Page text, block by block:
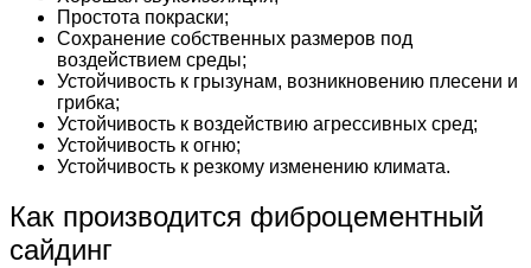
Простота покраски;
Сохранение собственных размеров под
воздействием среды;
Устойчивость к грызунам, возникновению плесени и
грибка;
Устойчивость к воздействию агрессивных сред;
Устойчивость к огню;
Устойчивость к резкому изменению климата.
Как производится фиброцементный
сайдинг